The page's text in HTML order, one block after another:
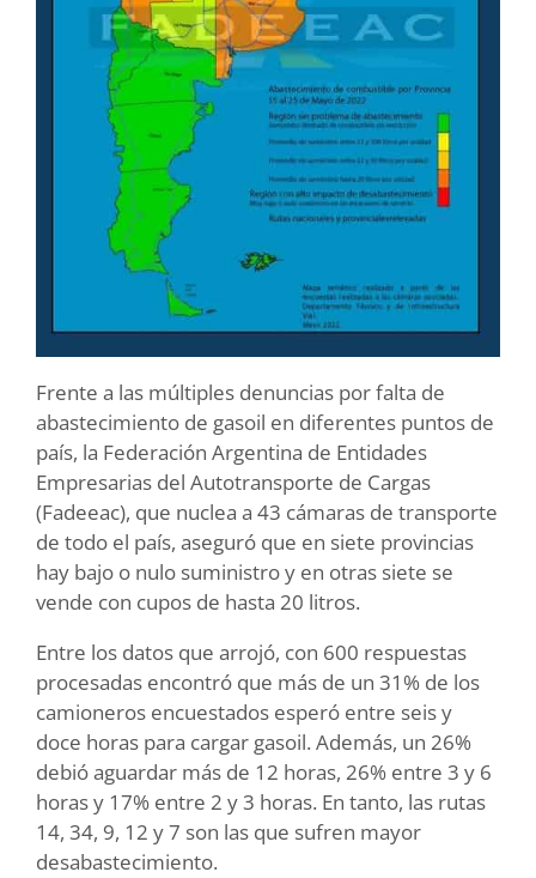
Frente a las múltiples denuncias por falta de
abastecimiento de gasoil en diferentes puntos de
país, la Federación Argentina de Entidades
Empresarias del Autotransporte de Cargas
(Fadeeac), que nuclea a 43 cámaras de transporte
de todo el país, aseguró que en siete provincias
hay bajo o nulo suministro y en otras siete se
vende con cupos de hasta 20 litros.
Entre los datos que arrojó, con 600 respuestas
procesadas encontró que más de un 31% de los
camioneros encuestados esperó entre seis y
doce horas para cargar gasoil. Además, un 26%
debió aguardar más de 12 horas, 26% entre 3 y 6
horas y 17% entre 2 y 3 horas. En tanto, las rutas
14, 34, 9, 12 y 7 son las que sufren mayor
desabastecimiento.